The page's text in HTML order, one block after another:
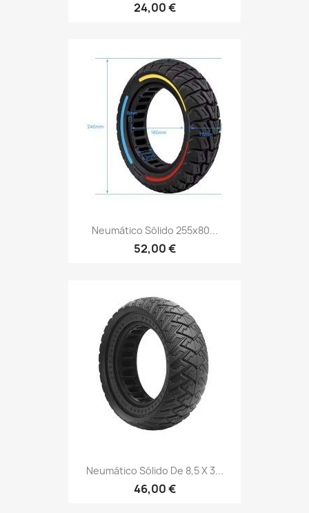
24,00 €
Neumático Sólido 255x80...
52,00 €
Neumático Sólido De 8,5 X 3...
46,00 €